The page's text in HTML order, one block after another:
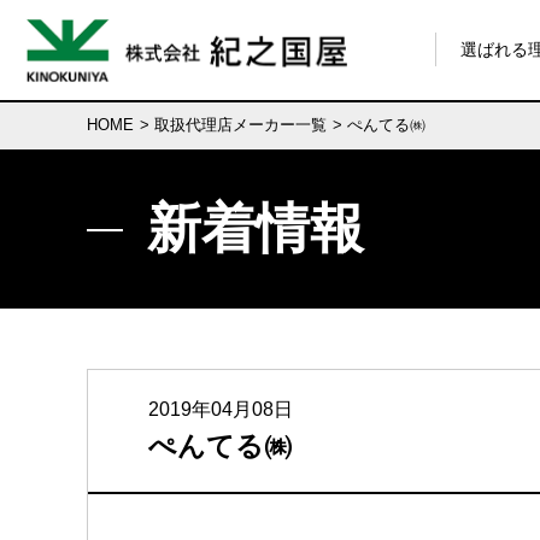
選ばれる
HOME > 取扱代理店メーカー一覧 > ぺんてる㈱
新着情報
2019年04月08日
ぺんてる㈱